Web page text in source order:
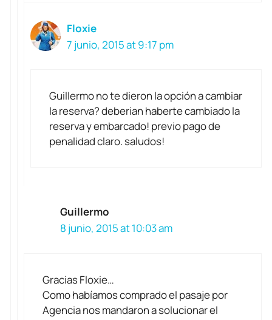
Floxie
7 junio, 2015 at 9:17 pm
Guillermo no te dieron la opción a cambiar
la reserva? deberian haberte cambiado la
reserva y embarcado! previo pago de
penalidad claro. saludos!
Guillermo
8 junio, 2015 at 10:03 am
Gracias Floxie…
Como habíamos comprado el pasaje por
Agencia nos mandaron a solucionar el